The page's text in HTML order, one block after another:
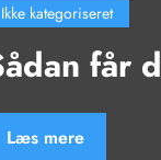
Ikke kategoriseret
får
Læs mere